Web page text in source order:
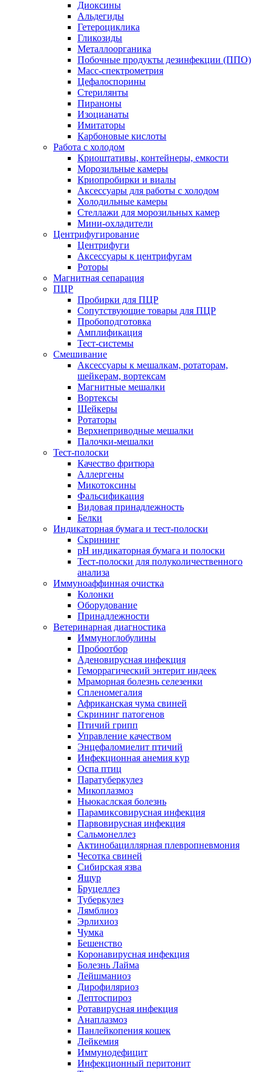
Диоксины
Альдегиды
Гетероциклика
Гликозиды
Металлоорганика
Побочные продукты дезинфекции (ППО)
Масс-спектрометрия
Цефалоспорины
Стерилянты
Пираноны
Изоцианаты
Имитаторы
Карбоновые кислоты
Работа с холодом
Криоштативы, контейнеры, емкости
Морозильные камеры
Криопробирки и виалы
Аксессуары для работы с холодом
Холодильные камеры
Стеллажи для морозильных камер
Мини-охладители
Центрифугирование
Центрифуги
Аксессуары к центрифугам
Роторы
Магнитная сепарация
ПЦР
Пробирки для ПЦР
Сопутствующие товары для ПЦР
Пробоподготовка
Амплификация
Тест-системы
Смешивание
Аксессуары к мешалкам, ротаторам,
шейкерам, вортексам
Магнитные мешалки
Вортексы
Шейкеры
Ротаторы
Верхнеприводные мешалки
Палочки-мешалки
Тест-полоски
Качество фритюра
Аллергены
Микотоксины
Фальсификация
Видовая принадлежность
Белки
Индикаторная бумага и тест-полоски
Скрининг
pH индикаторная бумага и полоски
Тест-полоски для полуколичественного
анализа
Иммуноаффинная очистка
Колонки
Оборудование
Принадлежности
Ветеринарная диагностика
Иммуноглобулины
Пробоотбор
Аденовирусная инфекция
Геморрагический энтерит индеек
Мраморная болезнь селезенки
Спленомегалия
Африканская чума свиней
Скрининг патогенов
Птичий грипп
Управление качеством
Энцефаломиелит птичий
Инфекционная анемия кур
Оспа птиц
Паратуберкулез
Микоплазмоз
Ньюкаслская болезнь
Парамиксовирусная инфекция
Парвовирусная инфекция
Сальмонеллез
Актинобациллярная плевропневмония
Чесотка свиней
Сибирская язва
Ящур
Бруцеллез
Туберкулез
Лямблиоз
Эрлихиоз
Чумка
Бешенство
Коронавирусная инфекция
Болезнь Лайма
Лейшманиоз
Дирофиляриоз
Лептоспироз
Ротавирусная инфекция
Анаплазмоз
Панлейкопения кошек
Лейкемия
Иммунодефицит
Инфекционный перитонит